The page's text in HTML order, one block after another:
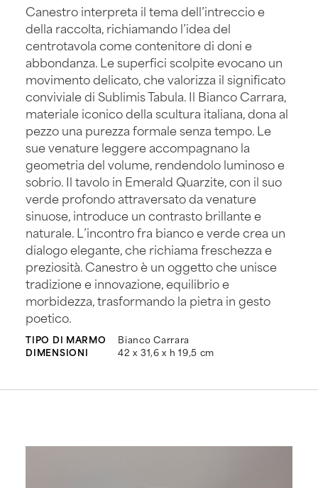
Canestro interpreta il tema dell’intreccio e
della raccolta, richiamando l’idea del
centrotavola come contenitore di doni e
abbondanza. Le superfici scolpite evocano un
movimento delicato, che valorizza il significato
conviviale di Sublimis Tabula. Il Bianco Carrara,
materiale iconico della scultura italiana, dona al
pezzo una purezza formale senza tempo. Le
sue venature leggere accompagnano la
geometria del volume, rendendolo luminoso e
sobrio. Il tavolo in Emerald Quarzite, con il suo
verde profondo attraversato da venature
sinuose, introduce un contrasto brillante e
naturale. L’incontro fra bianco e verde crea un
dialogo elegante, che richiama freschezza e
preziosità. Canestro è un oggetto che unisce
tradizione e innovazione, equilibrio e
morbidezza, trasformando la pietra in gesto
poetico.
TIPO DI MARMO
Bianco Carrara
DIMENSIONI
42 x 31,6 x h 19,5 cm